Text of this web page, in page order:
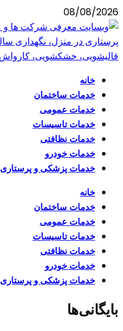
08/08/2026
خانه
خدمات ساختمان
خدمات عمومی
خدمات تاسیسات
خدمات نظافتی
خدمات خودرو
خدمات پزشکی و پرستاری
خانه
خدمات ساختمان
خدمات عمومی
خدمات تاسیسات
خدمات نظافتی
خدمات خودرو
خدمات پزشکی و پرستاری
بایگانی‌ها